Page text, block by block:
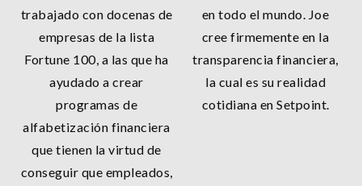
trabajado con docenas de
empresas de la lista
Fortune 100, a las que ha
ayudado a crear
programas de
alfabetización financiera
que tienen la virtud de
conseguir que empleados,
en todo el mundo. Joe
cree firmemente en la
transparencia financiera,
la cual es su realidad
cotidiana en Setpoint.